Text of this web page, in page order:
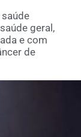
geral,
e com
de